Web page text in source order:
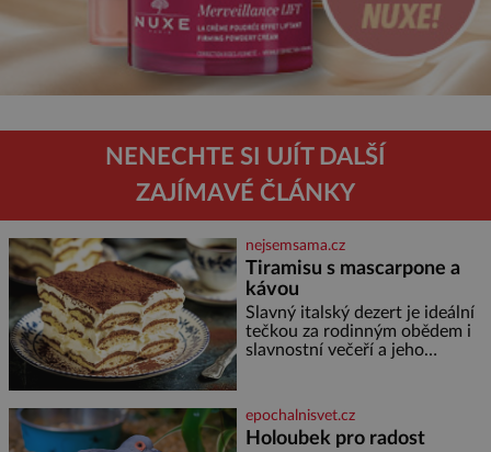
NENECHTE SI UJÍT DALŠÍ
ZAJÍMAVÉ ČLÁNKY
nejsemsama.cz
Tiramisu s mascarpone a
kávou
Slavný italský dezert je ideální
tečkou za rodinným obědem i
slavnostní večeří a jeho
osoby: 250 g mascarpone 3
vejce 80 g cukru 200 g
cukrářských piškotů 250 ml
epochalnisvet.cz
Holoubek pro radost